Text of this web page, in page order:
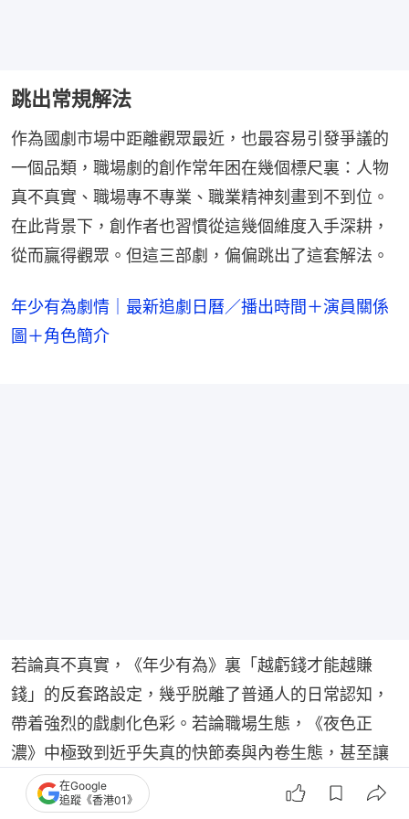
跳出常規解法
作為國劇市場中距離觀眾最近，也最容易引發爭議的
一個品類，職場劇的創作常年困在幾個標尺裏：人物
真不真實、職場專不專業、職業精神刻畫到不到位。
在此背景下，創作者也習慣從這幾個維度入手深耕，
從而贏得觀眾。但這三部劇，偏偏跳出了這套解法。
年少有為劇情｜最新追劇日曆／播出時間＋演員關係
圖＋角色簡介
若論真不真實，《年少有為》裏「越虧錢才能越賺
錢」的反套路設定，幾乎脱離了普通人的日常認知，
帶着強烈的戲劇化色彩。若論職場生態，《夜色正
濃》中極致到近乎失真的快節奏與內卷生態，甚至讓
人忍不住替角色喊冤——「一份工作而已，何至於
此」。而聚焦於人物情感刻畫、涉及職場權謀的《秋
在Google
追蹤《香港01》